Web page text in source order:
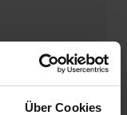
Über Cookies